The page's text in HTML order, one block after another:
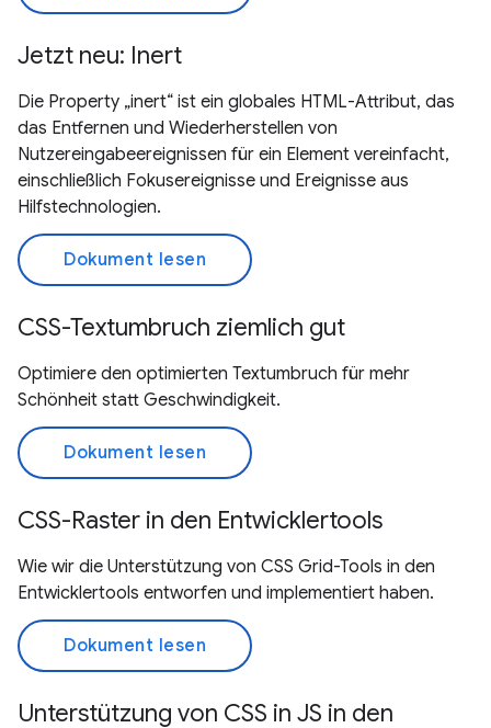
Jetzt neu: Inert
Die Property „inert“ ist ein globales HTML-Attribut, das
das Entfernen und Wiederherstellen von
Nutzereingabeereignissen für ein Element vereinfacht,
einschließlich Fokusereignisse und Ereignisse aus
Hilfstechnologien.
Dokument lesen
CSS-Textumbruch ziemlich gut
Optimiere den optimierten Textumbruch für mehr
Schönheit statt Geschwindigkeit.
Dokument lesen
CSS-Raster in den Entwicklertools
Wie wir die Unterstützung von CSS Grid-Tools in den
Entwicklertools entworfen und implementiert haben.
Dokument lesen
Unterstützung von CSS in JS in den